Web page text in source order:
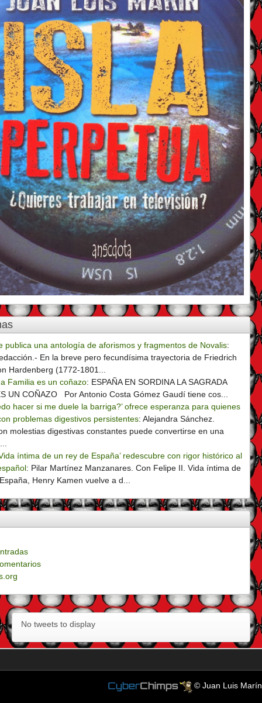
publica una antología de aforismos y fragmentos de Novalis:
En la breve pero fecundísima trayectoria de Friedrich
Hardenberg (1772-1801...
Familia es un coñazo: ESPAÑA EN SORDINA LA SAGRADA
UN COÑAZO Por Antonio Costa Gómez Gaudí tiene cos...
hacer si me duele la barriga?’ ofrece esperanza para quienes
problemas digestivos persistentes: Alejandra Sánchez.
molestias digestivas constantes puede convertirse en una
íntima de un rey de España’ redescubre con rigor histórico al
: Pilar Martínez Manzanares. Con Felipe II. Vida íntima de
Henry Kamen vuelve a d...
No tweets to display
© Juan Luis Marín